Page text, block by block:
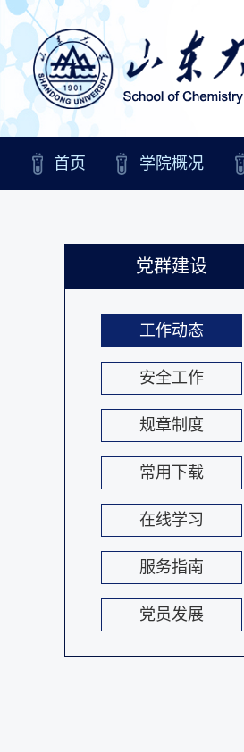
首页 学院概况
党群建设
工作动态
安全工作
规章制度
常用下载
在线学习
服务指南
党员发展